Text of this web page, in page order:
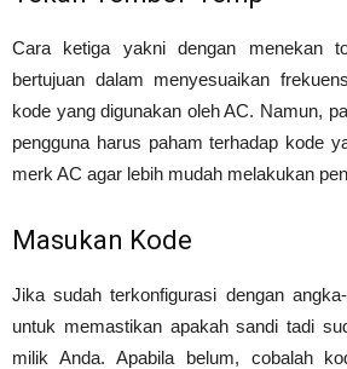
Cara ketiga yakni dengan menekan
bertujuan dalam menyesuaikan
kode yang digunakan oleh AC. Namun,
pengguna harus paham terhadap kode
merk AC agar lebih mudah melakukan
Masukan Kode
Jika sudah terkonfigurasi dengan
untuk memastikan apakah sandi tadi
milik Anda. Apabila belum, cobalah